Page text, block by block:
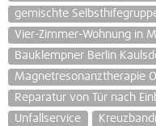
gemischte
Vier-Zimmer-Wohnung in
Bauklempner Berlin
Magnetresonanztherapie
Reparatur von Tür nach
Unfallservice